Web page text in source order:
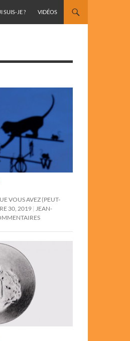
SUIS-JE ? VIDÉOS
VOUS AVEZ (PEUT-
30, 2019 JEAN-